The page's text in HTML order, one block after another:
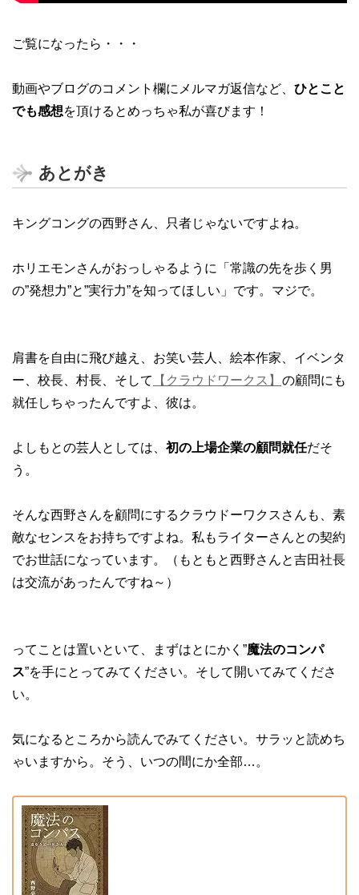
ご覧になったら・・・
動画やブログのコメント欄にメルマガ返信など、 ひとこと
でも感想を頂けるとめっちゃ私が喜びます！
あとがき
キングコングの西野さん、只者じゃないですよね。
ホリエモンさんがおっしゃるように「常識の先を歩く男
の”発想力”と”実行力”を知ってほしい」です。マジで。
肩書を自由に飛び越え、お笑い芸人、絵本作家、イベンタ
ー、校長、村長、そして
【クラウドワークス】 の顧問にも
就任しちゃったんですよ、彼は。
よしもとの芸人としては、 初の上場企業の顧問就任だそ
う。
そんな西野さんを顧問にするクラウドーワクスさんも、素
敵なセンスをお持ちですよね。私もライターさんとの契約
でお世話になっています。（もともと西野さんと吉田社長
は交流があったんですね～）
ってことは置いといて、まずはとにかく”魔法のコンパ
ス”を手にとってみてください。そして開いてみてくださ
い。
気になるところから読んでみてください。サラッと読めち
ゃいますから。そう、いつの間にか全部…。